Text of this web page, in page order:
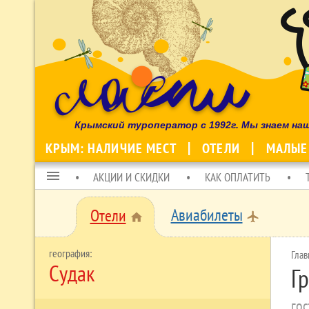
Крымский туроператор с 1992г. Мы знаем
КРЫМ: НАЛИЧИЕ МЕСТ ОТЕЛИ МАЛЫЕ
menu АКЦИИ И СКИДКИ КАК ОПЛАТИТЬ
Отели home Авиабилеты local_airport
Судак